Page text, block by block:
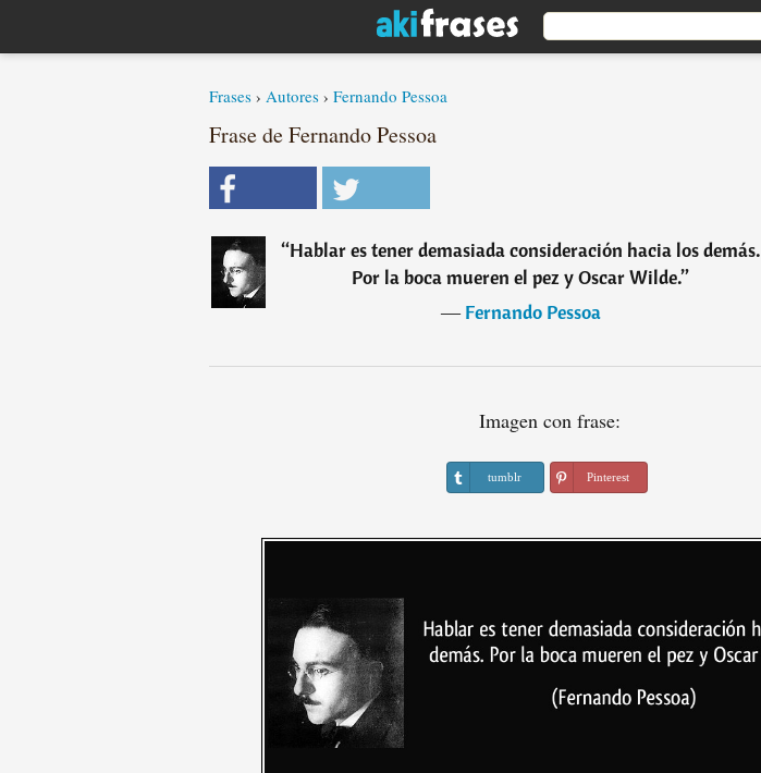
Frases › Autores › Fernando Pessoa
Frase de Fernando Pessoa
“Hablar es tener demasiada consideración hacia los demás.
Por la boca mueren el pez y Oscar Wilde.”
―Fernando Pessoa
Imagen con frase:
tumblr Pinterest